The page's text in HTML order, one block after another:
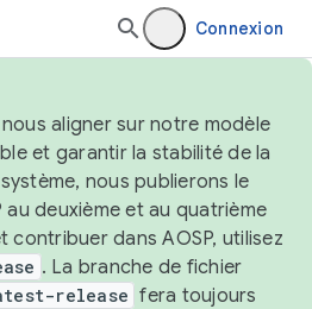
Connexion
aligner sur notre modèle
et garantir la stabilité de la
nous publierons le
deuxième et au quatrième
contribuer dans AOSP, utilisez
. La branche de fichier
release fera toujours